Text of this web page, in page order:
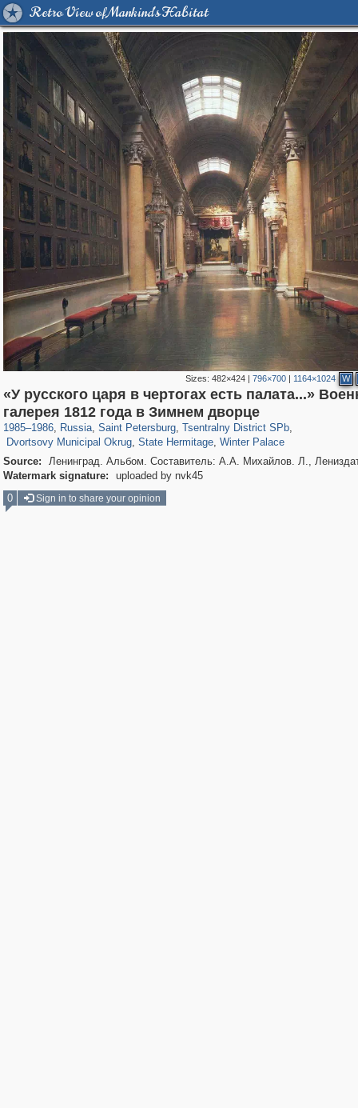
Retro View of Mankind's Habitat
Sizes: 482×424| 796×700| 1164×1024 W
«У русского царя в чертогах есть палата...»
галерея 1812 года в Зимнем дворце
1985–1986, Russia
1,407,325 29,248
, Saint Petersburg
197,255 5,714
, Tsentralny District SPb
50,266 1,838
,
Dvortsovy Municipal Okrug
22,599 1,098
, State Hermitage
839 248
, Winter Palace
490 155
Source:
Ленинград. Альбом. Составитель: А.А. Михайлов. Л.,
Watermark signature:
uploaded by nvk45
0
Sign in to share your opinion